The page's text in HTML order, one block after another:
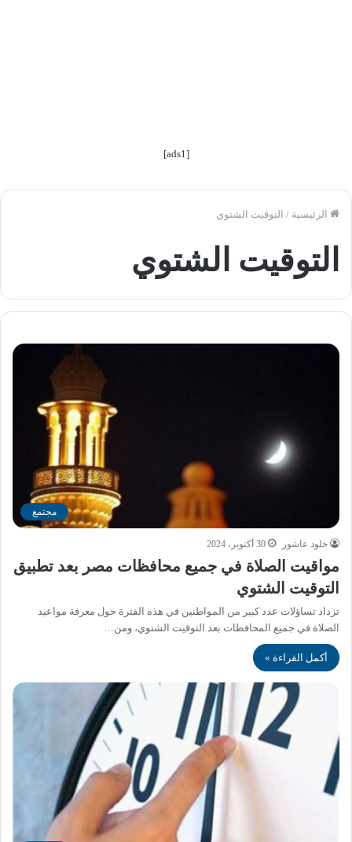
[ads1]
الرئيسية / التوقيت الشتوي
التوقيت الشتوي
مجتمع
خلود عاشور 30 أكتوبر، 2024
مواقيت الصلاة في جميع محافظات مصر بعد تطبيق
التوقيت الشتوي
تزداد تساؤلات عدد كبير من المواطنين في هذه الفترة حول معرفة مواعيد
الصلاة في جميع المحافظات بعد التوقيت الشتوي، ومن…
أكمل القراءة »